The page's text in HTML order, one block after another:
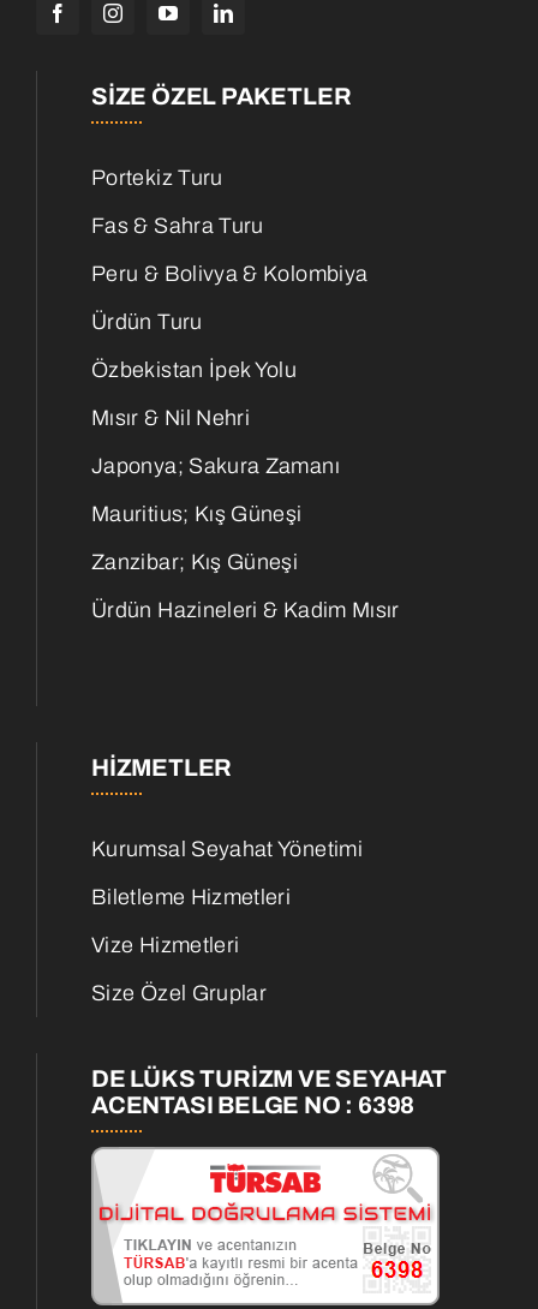
SIZE ÖZEL PAKETLER
Portekiz Turu
Fas & Sahra Turu
Peru & Bolivya & Kolombiya
Ürdün Turu
Özbekistan İpek Yolu
Mısır & Nil Nehri
Japonya; Sakura Zamanı
Mauritius; Kış Güneşi
Zanzibar; Kış Güneşi
Ürdün Hazineleri & Kadim Mısır
HIZMETLER
Kurumsal Seyahat Yönetimi
Biletleme Hizmetleri
Vize Hizmetleri
Size Özel Gruplar
DE LÜKS TURİZM VE SEYAHAT
ACENTASI BELGE NO : 6398